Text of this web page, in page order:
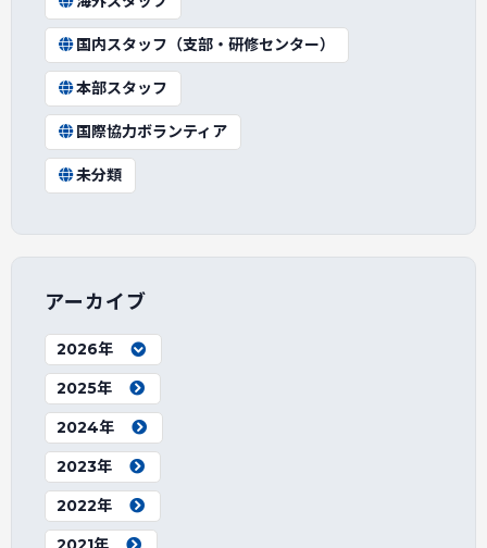
国内スタッフ（支部・研修センター）
本部スタッフ
国際協力ボランティア
未分類
アーカイブ
2026年
2025年
2024年
2023年
2022年